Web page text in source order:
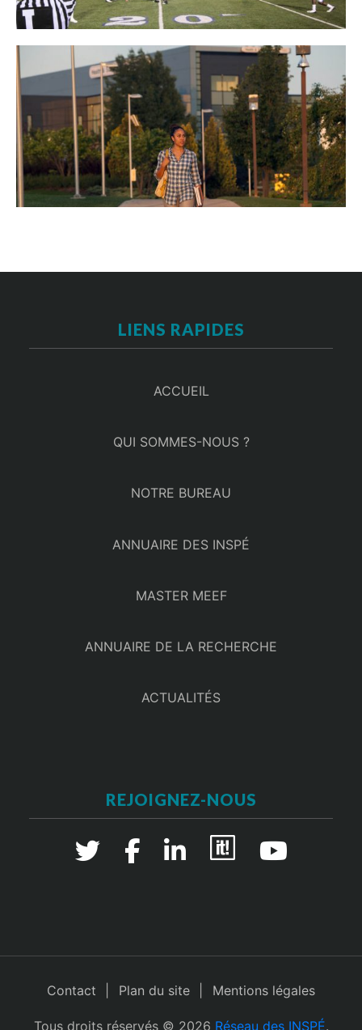
LIENS RAPIDES
ACCUEIL
QUI SOMMES-NOUS ?
NOTRE BUREAU
ANNUAIRE DES INSPÉ
MASTER MEEF
ANNUAIRE DE LA RECHERCHE
ACTUALITÉS
REJOIGNEZ-NOUS
Contact Plan du site Mentions légales
Tous droits réservés © 2026 Réseau des INSPÉ.